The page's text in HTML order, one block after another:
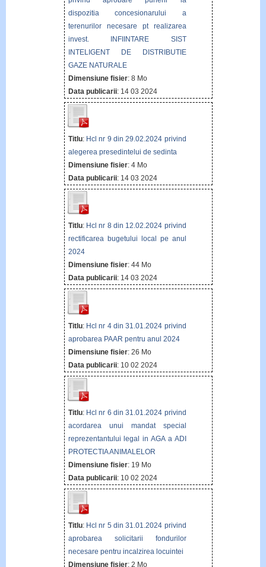
dispozitia concesionarului a
terenurilor necesare pt realizarea
invest. INFIINTARE SIST
INTELIGENT DE DISTRIBUTIE
GAZE NATURALE
Dimensiune fisier: 8 Mo
Data publicarii: 14 03 2024
Titlu: Hcl nr 9 din 29.02.2024 privind
alegerea presedintelui de sedinta
Dimensiune fisier: 4 Mo
Data publicarii: 14 03 2024
Titlu: Hcl nr 8 din 12.02.2024 privind
rectificarea bugetului local pe anul
2024
Dimensiune fisier: 44 Mo
Data publicarii: 14 03 2024
Titlu: Hcl nr 4 din 31.01.2024 privind
aprobarea PAAR pentru anul 2024
Dimensiune fisier: 26 Mo
Data publicarii: 10 02 2024
Titlu: Hcl nr 6 din 31.01.2024 privind
acordarea unui mandat special
reprezentantului legal in AGA a ADI
PROTECTIA ANIMALELOR
Dimensiune fisier: 19 Mo
Data publicarii: 10 02 2024
Titlu: Hcl nr 5 din 31.01.2024 privind
aprobarea solicitarii fondurilor
necesare pentru incalzirea locuintei
Dimensiune fisier: 2 Mo